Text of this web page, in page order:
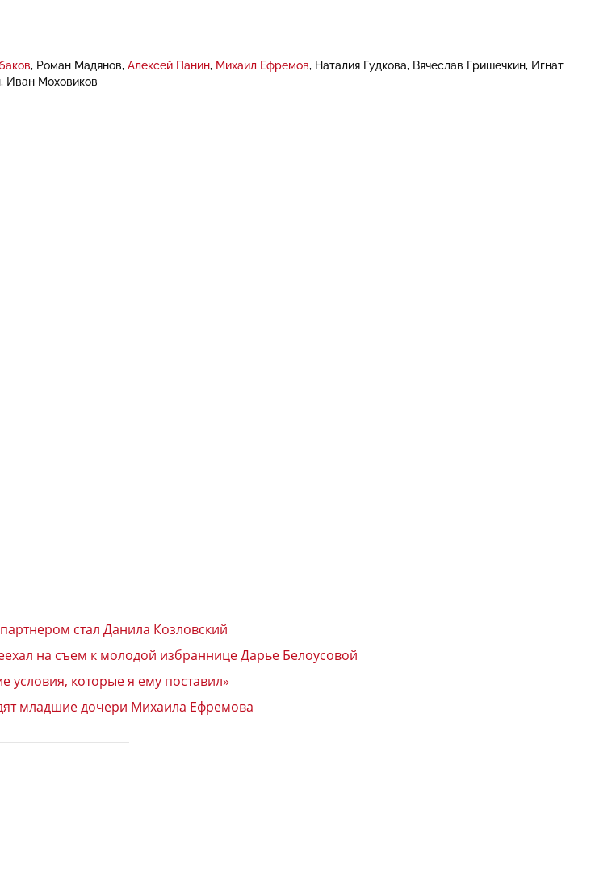
Роман Мадянов Алексей Панин Михаил Ефремов Наталия Гудкова Вячеслав Гришечкин Игнат
Иван Моховиков
стал Данила Козловский
на съем к молодой избраннице Дарье Белоусовой
условия, которые я ему поставил»
младшие дочери Михаила Ефремова